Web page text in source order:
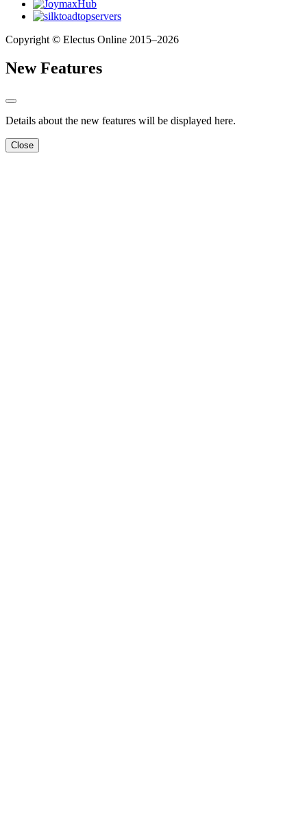
Copyright © Electus Online 2015–2026
New Features
Details about the new features will be displayed here.
Close